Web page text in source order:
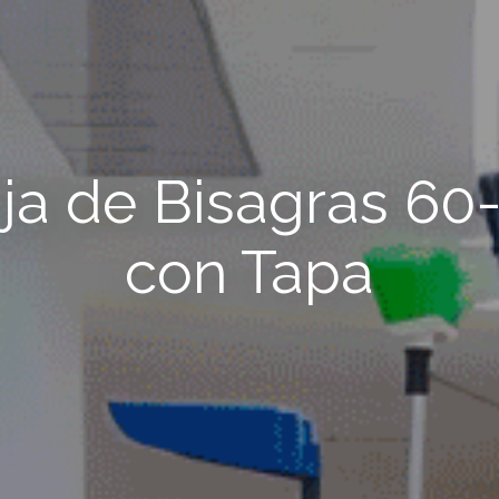
de Bisagras
con Tapa